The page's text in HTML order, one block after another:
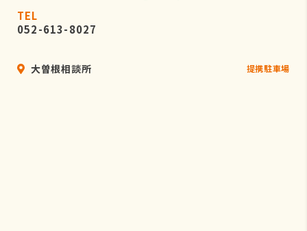
TEL
052-613-8027
大曽根相談所 提携駐車場